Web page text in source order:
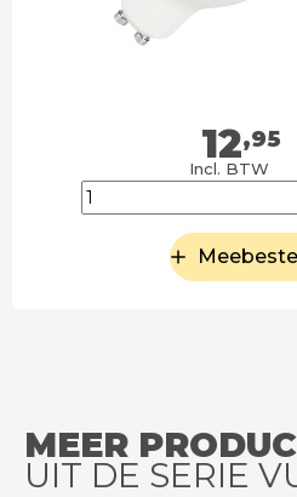
12,95
Incl. BTW
MEER
UIT DE SERIE